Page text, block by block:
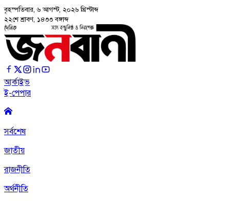
বৃহস্পতিবার, ৬ আগস্ট, ২০২৬ খ্রিস্টাব্দ
২২শে শ্রাবণ, ১৪৩৩ বঙ্গাব্দ
আর্কাইভ
ই-পেপার
সর্বশেষ
জাতীয়
রাজনীতি
অর্থনীতি